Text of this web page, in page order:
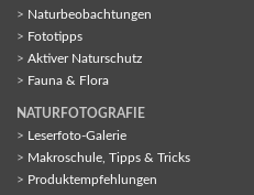
> Naturbeobachtungen
> Fototipps
> Aktiver Naturschutz
> Fauna & Flora
NATURFOTOGRAFIE
> Leserfoto-Galerie
> Makroschule, Tipps & Tricks
> Produktempfehlungen